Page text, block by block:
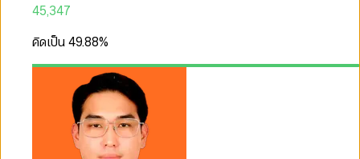
45,347
คิดเป็น49.88%